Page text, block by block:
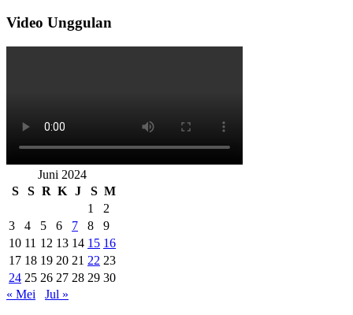
Video Unggulan
Juni 2024
S
S R K J S M
1
2
3
4 5 6 7 8
9
10 11 12 13 14 15 16
17 18 19 20 21 22 23
24 25 26 27 28 29 30
« Mei
Jul »